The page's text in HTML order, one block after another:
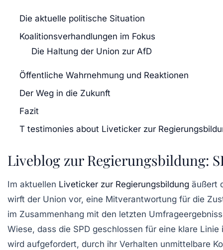
Die aktuelle politische Situation
Koalitionsverhandlungen im Fokus
Die Haltung der Union zur AfD
Öffentliche Wahrnehmung und Reaktionen
Der Weg in die Zukunft
Fazit
T testimonies about Liveticker zur
Liveblog zur Regierungsbildung:
Im aktuellen Liveticker zur Regierungsbildung äußert
wirft der Union vor, eine Mitverantwortung für die
im Zusammenhang mit den letzten
Wiese, dass die SPD geschlossen für eine klare
wird aufgefordert, durch ihr Verhalten unmittelbare